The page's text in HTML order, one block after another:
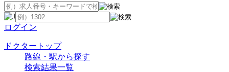
ログイン
ドクタートップ
路線・駅から探す
検索結果一覧